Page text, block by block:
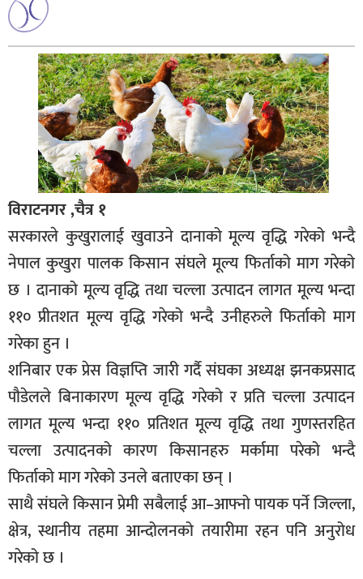
विराटनगर ,चैत्र १
सरकारले कुखुरालाई खुवाउने दानाको मूल्य वृद्धि गरेको भन्दै
नेपाल कुखुरा पालक किसान संघले मूल्य फिर्ताको माग गरेको
छ । दानाको मूल्य वृद्धि तथा चल्ला उत्पादन लागत मूल्य भन्दा
११० प्रीतशत मूल्य वृद्धि गरेको भन्दै उनीहरुले फिर्ताको माग
गरेका हुन ।
शनिबार एक प्रेस विज्ञप्ति जारी गर्दै संघका अध्यक्ष झनकप्रसाद
पौडेलले बिनाकारण मूल्य वृद्धि गरेको र प्रति चल्ला उत्पादन
लागत मूल्य भन्दा ११० प्रतिशत मूल्य वृद्धि तथा गुणस्तरहित
चल्ला उत्पादनको कारण किसानहरु मर्कामा परेको भन्दै
फिर्ताको माग गरेको उनले बताएका छन् ।
साथै संघले किसान प्रेमी सबैलाई आ–आफ्नो पायक पर्ने जिल्ला,
क्षेत्र, स्थानीय तहमा आन्दोलनको तयारीमा रहन पनि अनुरोध
गरेको छ ।